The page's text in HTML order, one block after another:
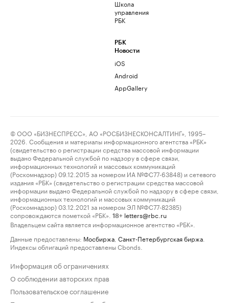
Школа
управления
РБК
РБК
Новости
iOS
Android
AppGallery
© ООО «БИЗНЕСПРЕСС», АО «РОСБИЗНЕСКОНСАЛТИНГ», 1995–
2026. Сообщения и материалы информационного агентства «РБК»
(свидетельство о регистрации средства массовой информации
выдано Федеральной службой по надзору в сфере связи,
информационных технологий и массовых коммуникаций
(Роскомнадзор) 09.12.2015 за номером ИА №ФС77-63848) и сетевого
издания «РБК» (свидетельство о регистрации средства массовой
информации выдано Федеральной службой по надзору в сфере связи,
информационных технологий и массовых коммуникаций
(Роскомнадзор) 03.12.2021 за номером ЭЛ №ФС77-82385)
сопровождаются пометкой «РБК».
18+ letters@rbc.ru
Владельцем сайта является информационное агентство «РБК».
Данные предоставлены: Мосбиржа Санкт-Петербургская биржа
Индексы облигаций предоставлены Cbonds.
Информация об ограничениях
О соблюдении авторских прав
Пользовательское соглашение